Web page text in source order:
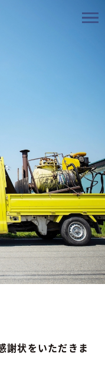
謝状をいただきま